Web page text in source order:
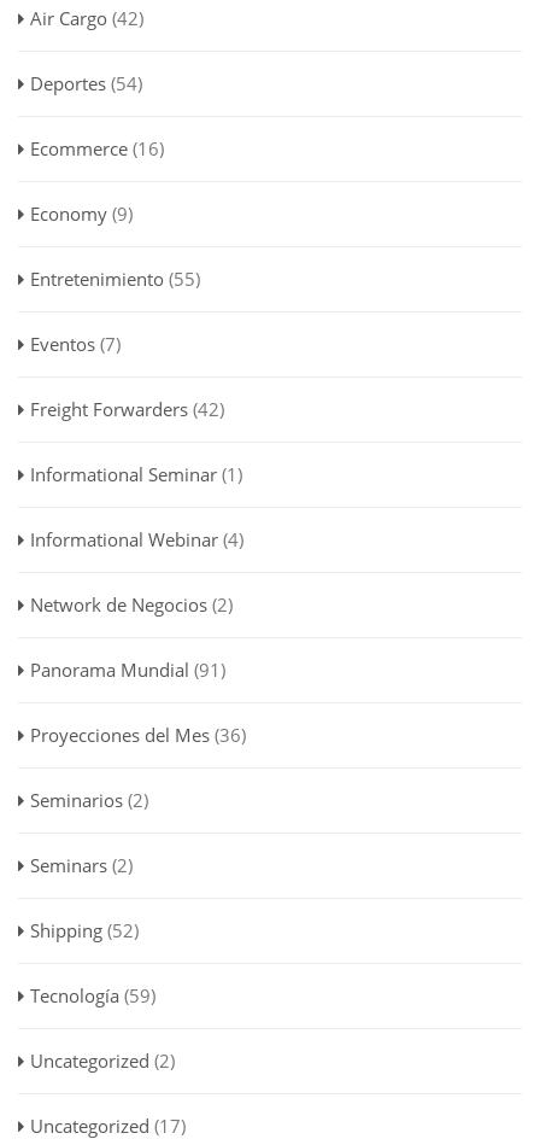
Air Cargo (42)
Deportes (54)
Ecommerce (16)
Economy (9)
Entretenimiento (55)
Eventos (7)
Freight Forwarders (42)
Informational Seminar (1)
Informational Webinar (4)
Network de Negocios (2)
Panorama Mundial (91)
Proyecciones del Mes (36)
Seminarios (2)
Seminars (2)
Shipping (52)
Tecnología (59)
Uncategorized (2)
Uncategorized (17)